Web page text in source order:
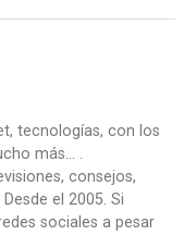
tecnologías, con los
más... .
consejos,
el 2005. Si
sociales a pesar